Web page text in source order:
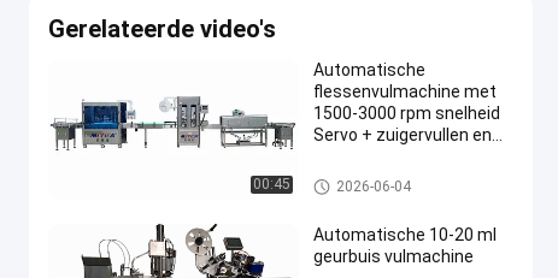
Gerelateerde video's
00:45
Automatische
flessenvulmachine met
1500-3000 rpm snelheid
Servo + zuigervullen en
Flessenvullenmachine
2026-06-04
Automatische 10-20 ml
geurbuis vulmachine